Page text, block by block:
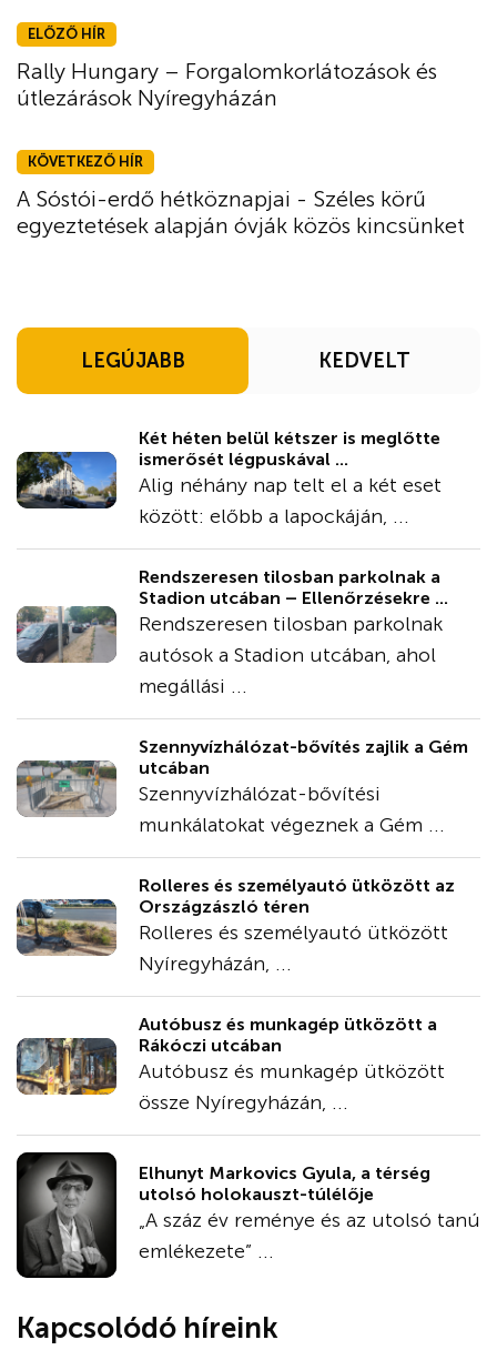
ELŐZŐ HÍR
Rally Hungary – Forgalomkorlátozások és
útlezárások Nyíregyházán
KÖVETKEZŐ HÍR
A Sóstói-erdő hétköznapjai - Széles körű
egyeztetések alapján óvják közös kincsünket
LEGÚJABB KEDVELT
Két héten belül kétszer is meglőtte
ismerősét légpuskával ...
Alig néhány nap telt el a két eset
között: előbb a lapockáján, ...
Rendszeresen tilosban parkolnak a
Stadion utcában – Ellenőrzésekre ...
Rendszeresen tilosban parkolnak
autósok a Stadion utcában, ahol
megállási ...
Szennyvízhálózat-bővítés zajlik a Gém
utcában
Szennyvízhálózat-bővítési
munkálatokat végeznek a Gém ...
Rolleres és személyautó ütközött az
Országzászló téren
Rolleres és személyautó ütközött
Nyíregyházán, ...
Autóbusz és munkagép ütközött a
Rákóczi utcában
Autóbusz és munkagép ütközött
össze Nyíregyházán, ...
Elhunyt Markovics Gyula, a térség
utolsó holokauszt-túlélője
„A száz év reménye és az utolsó tanú
emlékezete” ...
Kapcsolódó híreink